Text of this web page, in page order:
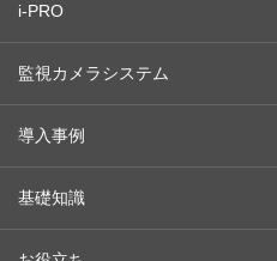
i-PRO
監視カメラシステム
導入事例
基礎知識